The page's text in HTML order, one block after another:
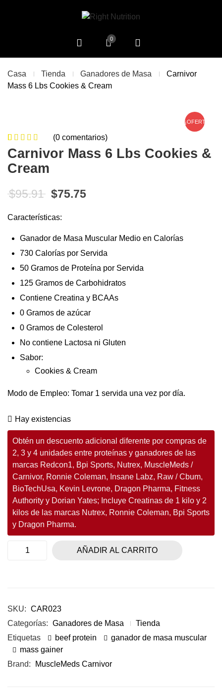
0
Casa Tienda Ganadores de Masa
Carnivor
Mass 6 Lbs Cookies & Cream
¡OFERTA!
0de
5
0
customer
(0 comentarios)
Carnivor Mass 6 Lbs Cookies &
Cream
$95.91 El precio original era: $95.91.
$75.75El precio actual es:
Características:
Ganador de Masa Muscular Medio en Calorías
730 Calorías por Servida
50 Gramos de Proteína por Servida
125 Gramos de Carbohidratos
Contiene Creatina y BCAAs
0 Gramos de azúcar
0 Gramos de Colesterol
No contiene Lactosa ni Gluten
Sabor:
Cookies & Cream
Modo de Empleo: Tomar 1 servida una vez por día.
Hay existencias
Obtén un descuento adicional diferente por compras de
2, 3 y 4 unidades entre proteínas y ganadores de las
marcas Redcon1, Bpi Sports, Nutrex, MuscleMeds /
Carnivor, Ronnie Coleman, Insane Labz, Raw / Cbum,
BioTechUsa, Kevin Levrone, Dragon Pharma, Fitness
Authority y Dorian Yates; Incluye Creatinas de 1 kilo y 2
kilos de las marcas Nutrex, Ronnie Coleman, Bpi Sports
y Dragon Pharma.
AÑADIR AL CARRITO
SKU: CAR023
Categorías: Ganadores de Masa
Tienda
Etiquetas
beef protein
ganador de masa muscular
mass gainer
Brand:
MuscleMeds Carnivor